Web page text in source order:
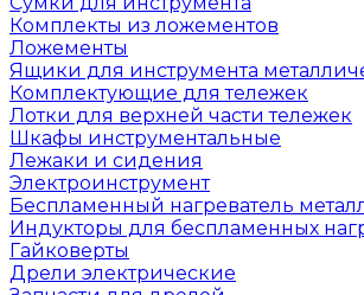
Комплекты из ложементов
Ложементы
Ящики для инструмента
Комплектующие для тележек
Лотки для верхней части тележек
Шкафы инструментальные
Лежаки и сидения
Электроинструмент
Беспламенный нагреватель
Индукторы для беспламенных
Гайковерты
Дрели электрические